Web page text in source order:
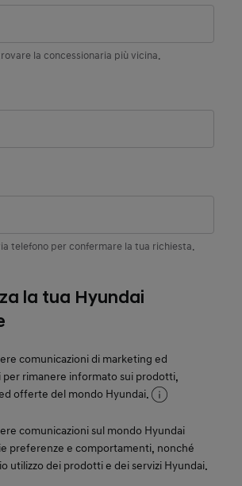
la concessionaria più vicina.
Field
Field
telefono per confermare la tua richiesta.
la tua Hyundai
comunicazioni di marketing ed
rimanere informato sui prodotti,
offerte del mondo Hyundai.
comunicazioni sul mondo Hyundai
preferenze e comportamenti, nonché
utilizzo dei prodotti e dei servizi Hyundai.